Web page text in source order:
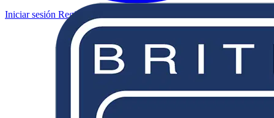
Iniciar sesión Registrarse